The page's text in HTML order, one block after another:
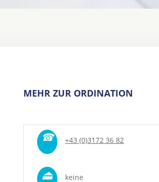
MEHR ZUR ORDINATION
☎ +43 (0)3172 36 82
⏏
keine